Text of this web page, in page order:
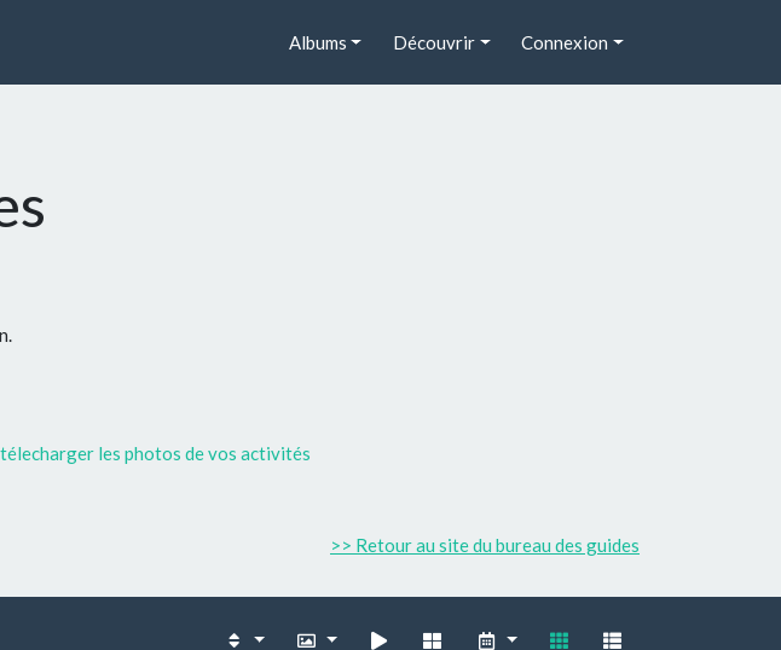
Albums Découvrir Connexion
les photos de vos activités
>> Retour au site du bureau des guides